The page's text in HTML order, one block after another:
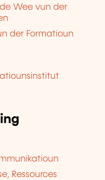
Wee vun der
der Formatioun
Ressources